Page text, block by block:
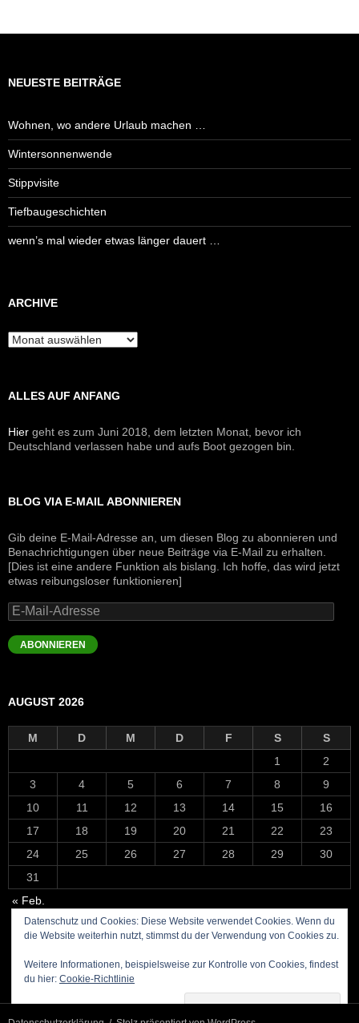
NEUESTE BEITRÄGE
Wohnen, wo andere Urlaub machen …
Wintersonnenwende
Stippvisite
Tiefbaugeschichten
wenn’s mal wieder etwas länger dauert …
ARCHIVE
Archive
ALLES AUF ANFANG
Hier geht es zum Juni 2018, dem letzten Monat, bevor ich
Deutschland verlassen habe und aufs Boot gezogen bin.
BLOG VIA E-MAIL ABONNIEREN
Gib deine E-Mail-Adresse an, um diesen Blog zu abonnieren und
Benachrichtigungen über neue Beiträge via E-Mail zu erhalten.
[Dies ist eine andere Funktion als bislang. Ich hoffe, das wird jetzt
etwas reibungsloser funktionieren]
E-
Mail-
Adresse
ABONNIEREN
AUGUST 2026
M D M D F S
S
1
2
3
4 5 6 7 8
9
10
11 12 13 14 15
16
17
18 19 20 21 22
23
24
25 26 27 28 29
30
31
« Feb.
Datenschutz und Cookies: Diese Website verwendet Cookies. Wenn du
die Website weiterhin nutzt, stimmst du der Verwendung von Cookies zu.
Weitere Informationen, beispielsweise zur Kontrolle von Cookies, findest
du hier: Cookie-Richtlinie